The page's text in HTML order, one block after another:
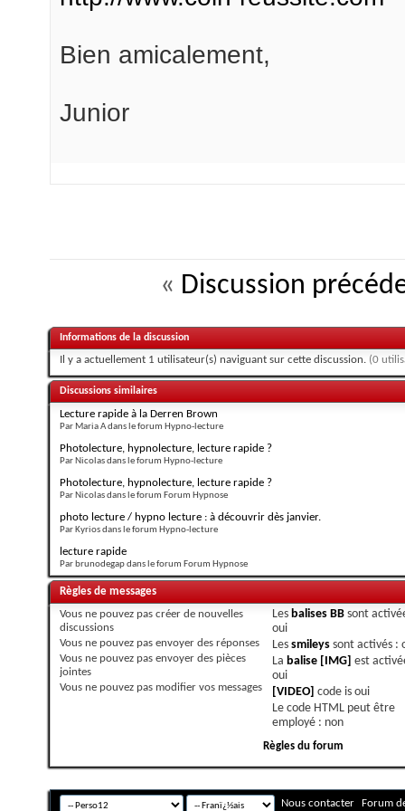
Bien amicalement,
Junior
« Discussion
Informations de la discussion
Il y a actuellement 1 utilisateur(s) naviguant sur cette discussion. (0
Discussions similaires
Lecture rapide à la Derren Brown
Par Maria A dans le forum Hypno-lecture
Photolecture, hypnolecture, lecture rapide ?
Par Nicolas dans le forum Hypno-lecture
Photolecture, hypnolecture, lecture rapide ?
Par Nicolas dans le forum Forum Hypnose
photo lecture / hypno lecture : à découvrir dès janvier.
Par Kyrios dans le forum Hypno-lecture
lecture rapide
Par brunodegap dans le forum Forum Hypnose
Règles de messages
Vous ne pouvez pas créer de nouvelles
discussions
Vous ne pouvez pas envoyer des réponses
Vous ne pouvez pas envoyer des pièces
jointes
Vous ne pouvez pas modifier vos messages
Les balises BBsont
oui
Les smileyssont activés :
La balise [IMG] est
oui
[VIDEO] code is oui
Le code HTML peut être
employé : non
Règles du forum
Nous contacter Forum